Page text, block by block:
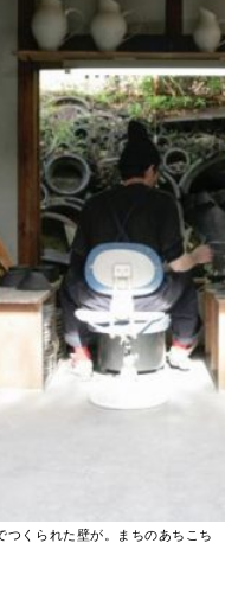
つくられた壁が。まちのあちこち